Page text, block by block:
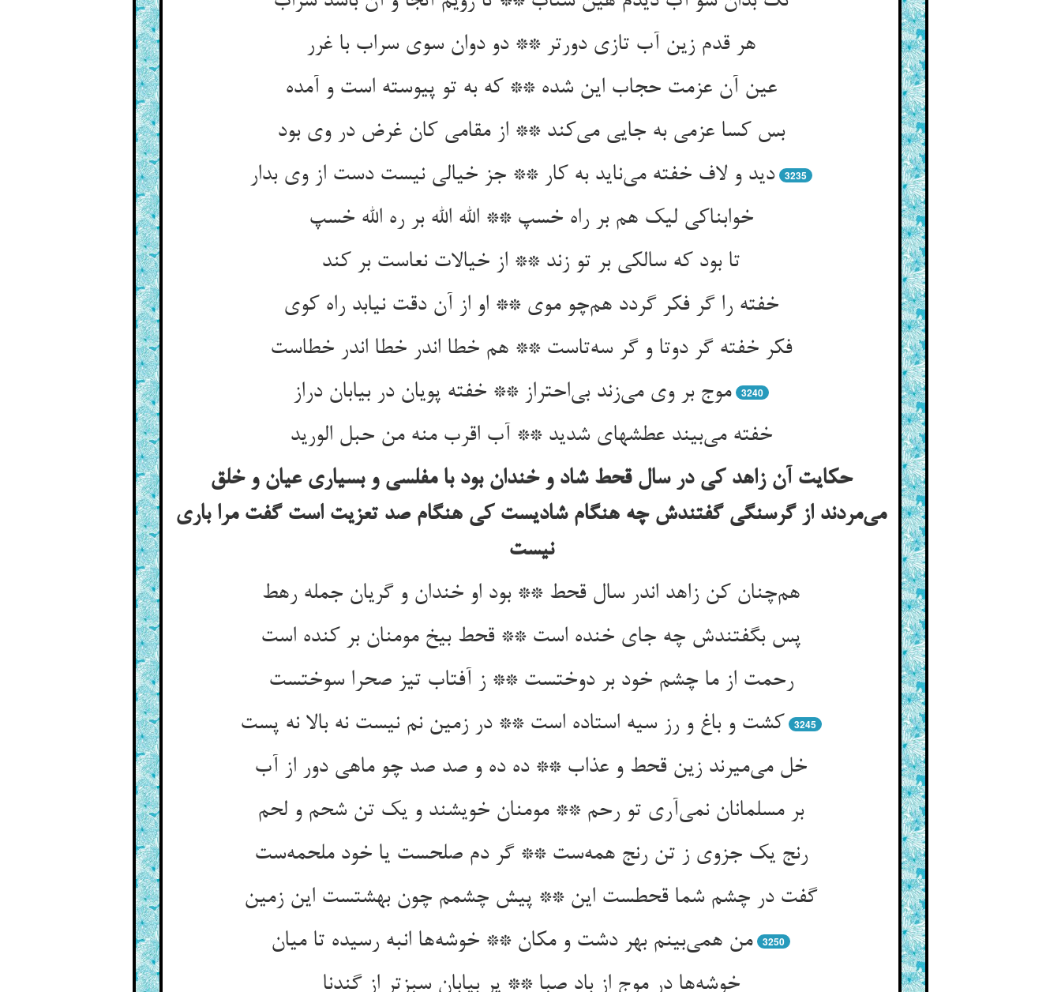
هر قدم زین آب تازی دورتر ** دو دوان سوی سراب با غرر
عین آن عزمت حجاب این شده ** که به تو پیوسته است و آمده
بس کسا عزمی به جایی می‌کند ** از مقامی کان غرض در وی بود
دید و لاف خفته می‌ناید به کار ** جز خیالی نیست دست از وی بدار
3235
خوابناکی لیک هم بر راه خسپ ** الله الله بر ره الله خسپ
تا بود که سالکی بر تو زند ** از خیالات نعاست بر کند
خفته را گر فکر گردد هم‌چو موی ** او از آن دقت نیابد راه کوی
فکر خفته گر دوتا و گر سه‌تاست ** هم خطا اندر خطا اندر خطاست
موج بر وی می‌زند بی‌احتراز ** خفته پویان در بیابان دراز
3240
خفته می‌بیند عطشهای شدید ** آب اقرب منه من حبل الورید
حکایت آن زاهد کی در سال قحط شاد و خندان بود با مفلسی و بسیاری عیان و خلق
می‌مردند از گرسنگی گفتندش چه هنگام شادیست کی هنگام صد تعزیت است گفت مرا باری
نیست
هم‌چنان کن زاهد اندر سال قحط ** بود او خندان و گریان جمله رهط
پس بگفتندش چه جای خنده است ** قحط بیخ مومنان بر کنده است
رحمت از ما چشم خود بر دوختست ** ز آفتاب تیز صحرا سوختست
کشت و باغ و رز سیه استاده است ** در زمین نم نیست نه بالا نه پست
3245
خل می‌میرند زین قحط و عذاب ** ده ده و صد صد چو ماهی دور از آب
بر مسلمانان نمی‌آری تو رحم ** مومنان خویشند و یک تن شحم و لحم
رنج یک جزوی ز تن رنج همه‌ست ** گر دم صلحست یا خود ملحمه‌ست
گفت در چشم شما قحطست این ** پیش چشمم چون بهشتست این زمین
من همی‌بینم بهر دشت و مکان ** خوشه‌ها انبه رسیده تا میان
3250
خوشه‌ها در موج از باد صبا ** پر بیابان سبزتر از گندنا